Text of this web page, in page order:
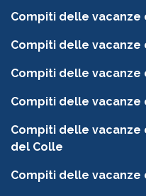
Compiti delle vacanze
Compiti delle vacanze
Compiti delle vacanze
Compiti delle vacanze
Compiti delle vacanze
del Colle
Compiti delle vacanze